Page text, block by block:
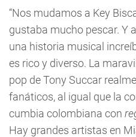
“Nos mudamos a Key
gustaba mucho pescar. Y
una historia musical
es rico y diverso. La
pop de Tony Succar
fanáticos, al igual que la
cumbia colombiana con
Hay grandes artistas en